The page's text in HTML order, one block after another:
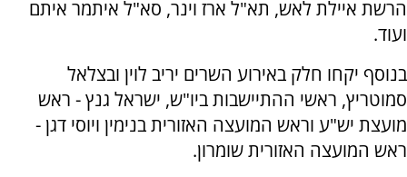
הרשת איילת לאש, תא"ל ארז וינר, סא"ל איתמר איתם
ועוד.
בנוסף יקחו חלק באירוע השרים יריב לוין ובצלאל
סמוטריץ, ראשי ההתיישבות ביו"ש, ישראל גנץ - ראש
מועצת יש"ע וראש המועצה האזורית בנימין ויוסי דגן -
ראש המועצה האזורית שומרון.